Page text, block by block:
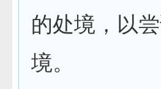
的处境，以
境。